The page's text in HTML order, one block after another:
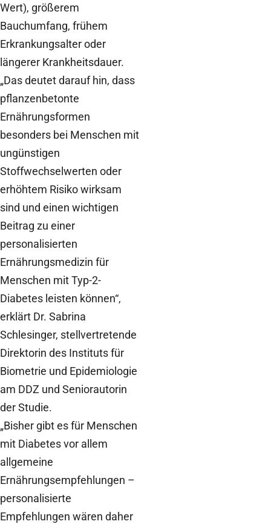
Wert), größerem
Bauchumfang, frühem
Erkrankungsalter oder
längerer Krankheitsdauer.
„Das deutet darauf hin, dass
pflanzenbetonte
Ernährungsformen
besonders bei Menschen mit
ungünstigen
Stoffwechselwerten oder
erhöhtem Risiko wirksam
sind und einen wichtigen
Beitrag zu einer
personalisierten
Ernährungsmedizin für
Menschen mit Typ-2-
Diabetes leisten können“,
erklärt Dr. Sabrina
Schlesinger, stellvertretende
Direktorin des Instituts für
Biometrie und Epidemiologie
am DDZ und Seniorautorin
der Studie.
„Bisher gibt es für Menschen
mit Diabetes vor allem
allgemeine
Ernährungsempfehlungen –
personalisierte
Empfehlungen wären daher